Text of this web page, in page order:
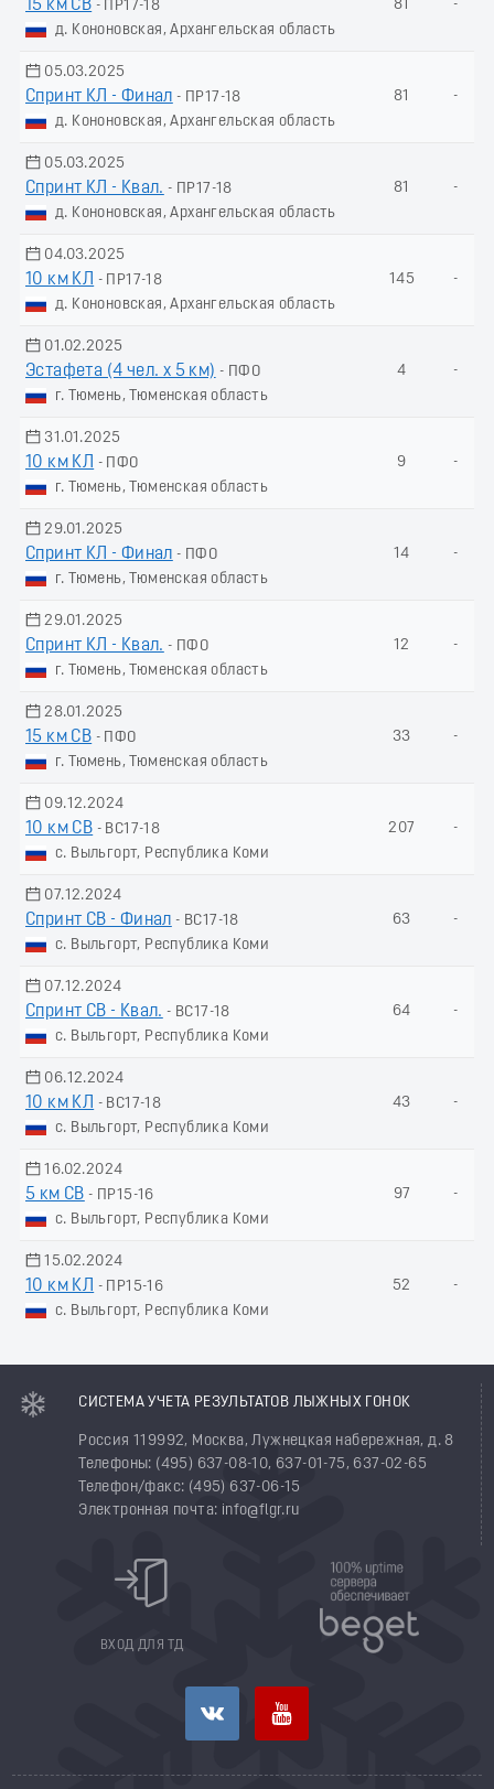
15 км СВ - ПР17-18
д. Кононовская, Архангельская область
81 -
05.03.2025
Спринт КЛ - Финал - ПР17-18
д. Кононовская, Архангельская область
81 -
05.03.2025
Спринт КЛ - Квал. - ПР17-18
д. Кононовская, Архангельская область
81 -
04.03.2025
10 км КЛ
- ПР17-18
д. Кононовская, Архангельская область
145 -
01.02.2025
Эстафета (4 чел. х 5 км) - ПФО
г. Тюмень, Тюменская область
4 -
31.01.2025
10 км КЛ
- ПФО
г. Тюмень, Тюменская область
9 -
29.01.2025
Спринт КЛ - Финал - ПФО
г. Тюмень, Тюменская область
14 -
29.01.2025
Спринт КЛ - Квал. - ПФО
г. Тюмень, Тюменская область
12 -
28.01.2025
15 км СВ - ПФО
г. Тюмень, Тюменская область
33 -
09.12.2024
10 км СВ - ВС17-18
с. Выльгорт, Республика Коми
207 -
07.12.2024
Спринт СВ - Финал - ВС17-18
с. Выльгорт, Республика Коми
63 -
07.12.2024
Спринт СВ - Квал. - ВС17-18
с. Выльгорт, Республика Коми
64 -
06.12.2024
10 км КЛ
- ВС17-18
с. Выльгорт, Республика Коми
43 -
16.02.2024
5 км СВ - ПР15-16
с. Выльгорт, Республика Коми
97 -
15.02.2024
10 км КЛ
- ПР15-16
с. Выльгорт, Республика Коми
52 -
СИСТЕМА УЧЕТА РЕЗУЛЬТАТОВ ЛЫЖНЫХ ГОНОК
Россия 119992, Москва, Лужнецкая набережная, д. 8
Телефоны: (495) 637-08-10, 637-01-75, 637-02-65
Телефон/факс: (495) 637-06-15
Электронная почта: info@flgr.ru
ВХОД ДЛЯ ТД